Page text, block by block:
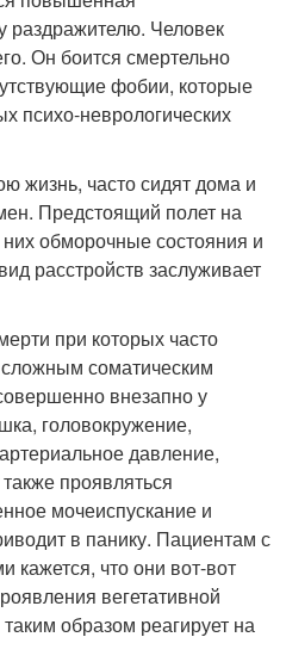
раздражителю. Человек
Он боится смертельно
фобии, которые
психо-неврологических
жизнь, часто сидят дома и
Предстоящий полет на
обморочные состояния и
расстройств заслуживает
при которых часто
соматическим
внезапно у
головокружение,
давление,
проявляться
мочеиспускание и
в панику. Пациентам с
кажется, что они вот-вот
вегетативной
образом реагирует на